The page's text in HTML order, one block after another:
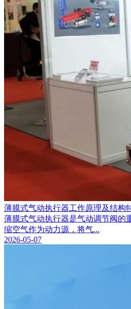
薄膜式气动执行器工作原理及结构
薄膜式气动执行器是气动调节阀的
缩空气作为动力源，将气...
2026-05-07